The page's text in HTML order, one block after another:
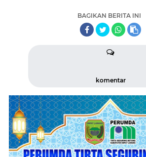
BAGIKAN BERITA INI
komentar